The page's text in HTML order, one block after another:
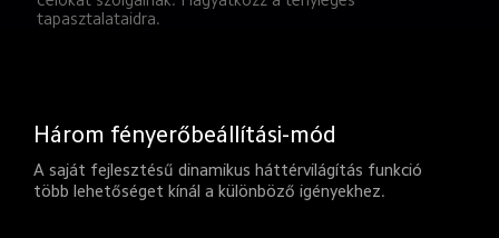
tapasztalataidra.
Három fényerőbeállítási-mód
A saját fejlesztésű dinamikus háttérvilágítás funkció
több lehetőséget kínál a különböző igényekhez.